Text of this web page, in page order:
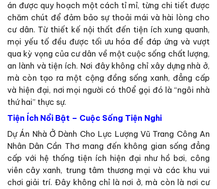
án được quy hoạch một cách tỉ mỉ, từng chi tiết được
chăm chút để đảm bảo sự thoải mái và hài lòng cho
cư dân. Từ thiết kế nội thất đến tiện ích xung quanh,
mọi yếu tố đều được tối ưu hóa để đáp ứng và vượt
qua kỳ vọng của cư dân về một cuộc sống chất lượng,
an lành và tiện ích. Nơi đây không chỉ xây dựng nhà ở,
mà còn tạo ra một cộng đồng sống xanh, đẳng cấp
và hiện đại, nơi mọi người có th0ể gọi đó là “ngôi nhà
thứ hai” thực sự.
Tiện Ích Nổi Bật – Cuộc Sống Tiện Nghi
Dự Án Nhà Ở Dành Cho Lực Lượng Vũ Trang Công An
Nhân Dân Cần Thơ mang đến không gian sống đẳng
cấp với hệ thống tiện ích hiện đại như hồ bơi, công
viên cây xanh, trung tâm thương mại và các khu vui
chơi giải trí. Đây không chỉ là nơi ở, mà còn là nơi cư